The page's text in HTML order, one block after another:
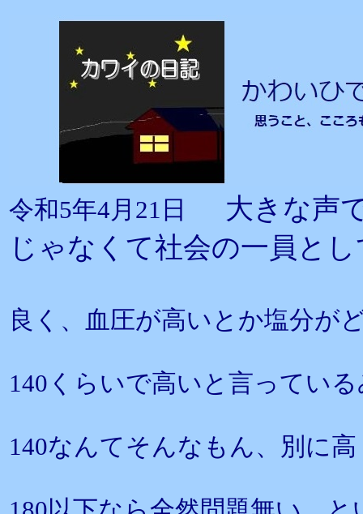
令和5年4月21日
大きな声
じゃなくて社会の一員とし
良く、血圧が高いとか塩分が
140くらいで高いと言ってい
140なんてそんなもん、別に